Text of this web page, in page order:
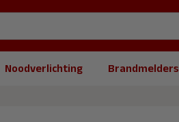
Noodverlichting Brandmelders